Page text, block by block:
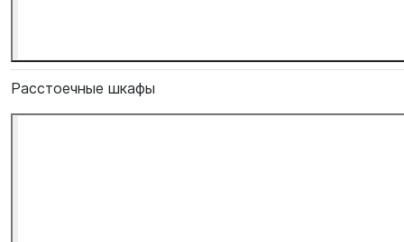
Расстоечные шкафы